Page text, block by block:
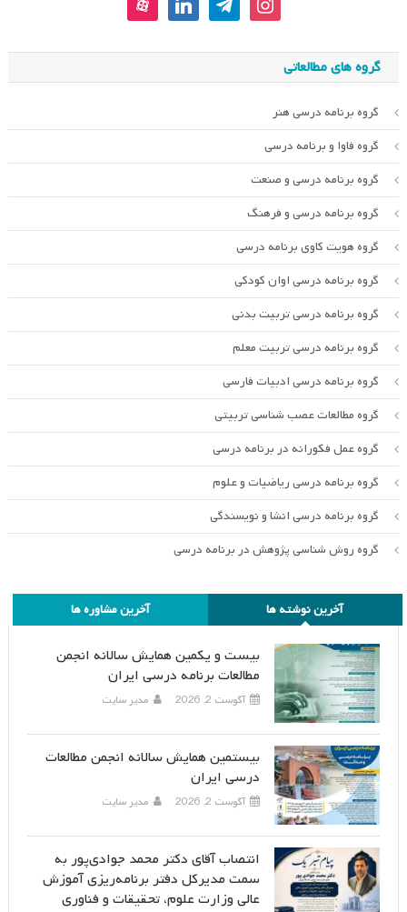
گروه های مطالعاتی
گروه برنامه درسی هنر
گروه فاوا و برنامه درسی
گروه برنامه درسی و صنعت
گروه برنامه درسی و فرهنگ
گروه هویت کاوی برنامه درسی
گروه برنامه درسی اوان کودکی
گروه برنامه درسی تربیت بدنی
گروه برنامه درسی تربیت معلم
گروه برنامه درسی ادبیات فارسی
گروه مطالعات عصب شناسی تربیتی
گروه عمل فکورانه در برنامه درسی
گروه برنامه درسی ریاضیات و علوم
گروه برنامه درسی انشا و نویسندگی
گروه روش شناسی پژوهش در برنامه درسی
آخرین نوشته ها آخرین مشاوره ها
بیست و یکمین همایش سالانه انجمن
مطالعات برنامه درسی ایران
آگوست 2, 2026 مدیر سایت
بیستمین همایش سالانه انجمن مطالعات
درسی ایران
آگوست 2, 2026 مدیر سایت
انتصاب آقای دکتر محمد جوادی‌پور به
سمت مدیرکل دفتر برنامه‌ریزی آموزش
عالی وزارت علوم، تحقیقات و فناوری